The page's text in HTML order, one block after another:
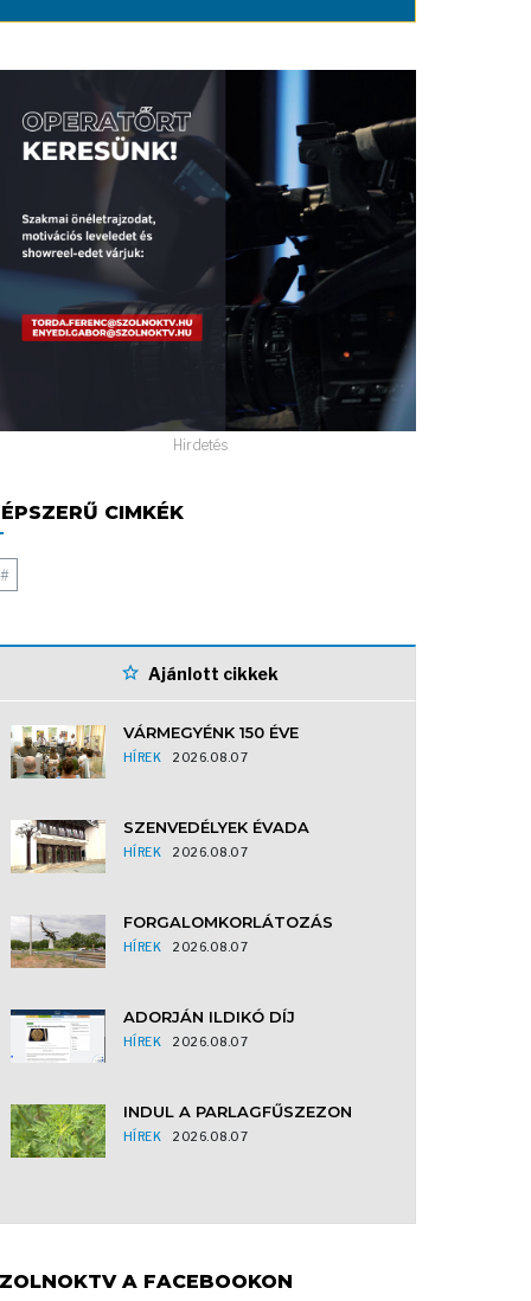
Hirdetés
CIMKÉK
#
Ajánlott cikkek
VÁRMEGYÉNK 150 ÉVE
HÍREK 2026.08.07
SZENVEDÉLYEK ÉVADA
HÍREK 2026.08.07
FORGALOMKORLÁTOZÁS
HÍREK 2026.08.07
ADORJÁN ILDIKÓ DÍJ
HÍREK 2026.08.07
INDUL A PARLAGFŰSZEZON
HÍREK 2026.08.07
A FACEBOOKON